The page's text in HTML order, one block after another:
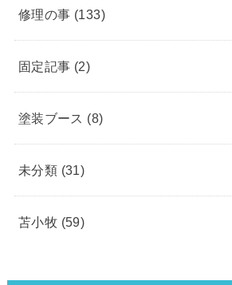
修理の事 (133)
固定記事 (2)
塗装ブース (8)
未分類 (31)
苫小牧 (59)